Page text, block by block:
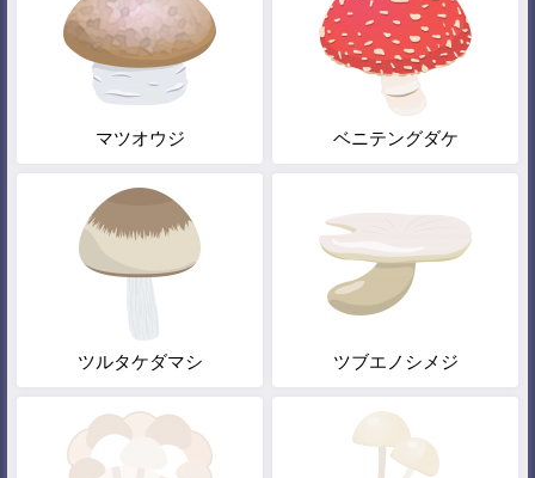
マツオウジ ベニテングダケ
ツルタケダマシ ツブエノシメジ